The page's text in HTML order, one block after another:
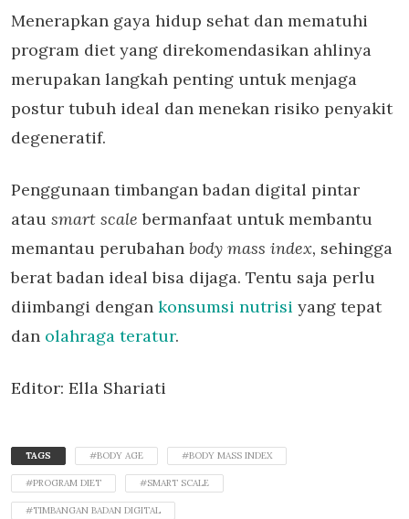
Menerapkan gaya hidup sehat dan mematuhi
program diet yang direkomendasikan ahlinya
merupakan langkah penting untuk menjaga
postur tubuh ideal dan menekan risiko penyakit
degeneratif.
Penggunaan timbangan badan digital pintar
atau smart scalebermanfaat untuk membantu
memantau perubahan body mass index, sehingga
berat badan ideal bisa dijaga. Tentu saja perlu
diimbangi dengan konsumsi nutrisi yang tepat
dan olahraga teratur.
Editor: Ella Shariati
TAGS #BODY AGE #BODY MASS INDEX
#PROGRAM DIET #SMART SCALE
#TIMBANGAN BADAN DIGITAL